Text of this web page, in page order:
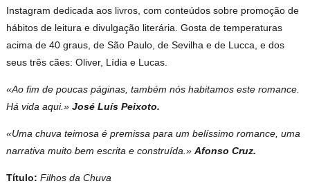
Instagram dedicada aos livros, com conteúdos sobre promoção de
hábitos de leitura e divulgação literária. Gosta de temperaturas
acima de 40 graus, de São Paulo, de Sevilha e de Lucca, e dos
seus três cães: Oliver, Lídia e Lucas.
«Ao fim de poucas páginas, também nós habitamos este romance.
Há vida aqui.»José Luís Peixoto.
«Uma chuva teimosa é premissa para um belíssimo romance, uma
narrativa muito bem escrita e construída.»Afonso Cruz.
Título: Filhos da Chuva